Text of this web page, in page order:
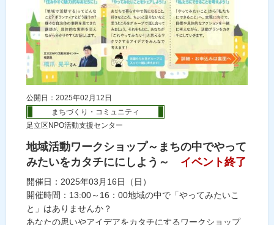
公開日：2025年02月12日
まちづくり・コミュニティ
足立区NPO活動支援センター
地域活動ワークショップ～まちの中でやって
みたいをカタチににしよう～
イベント終了
開催日：2025年03月16日（日）
開催時間：13:00～16：00地域の中で「やってみたいこ
と」はありませんか？
あなたの思いやアイデアをカタチにするワークショップ